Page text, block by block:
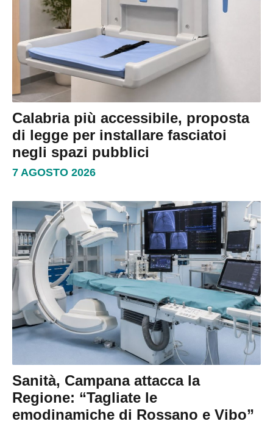
Calabria più accessibile, proposta
di legge per installare fasciatoi
negli spazi pubblici
7 AGOSTO 2026
Sanità, Campana attacca la
Regione: “Tagliate le
emodinamiche di Rossano e Vibo”